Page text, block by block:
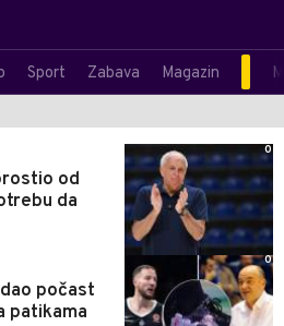
Sport Zabava Magazin
od
da
0
počast
patikama
0